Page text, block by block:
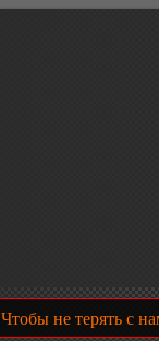
Чтобы не терять с